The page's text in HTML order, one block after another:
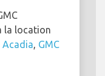
la location
Acadia GMC